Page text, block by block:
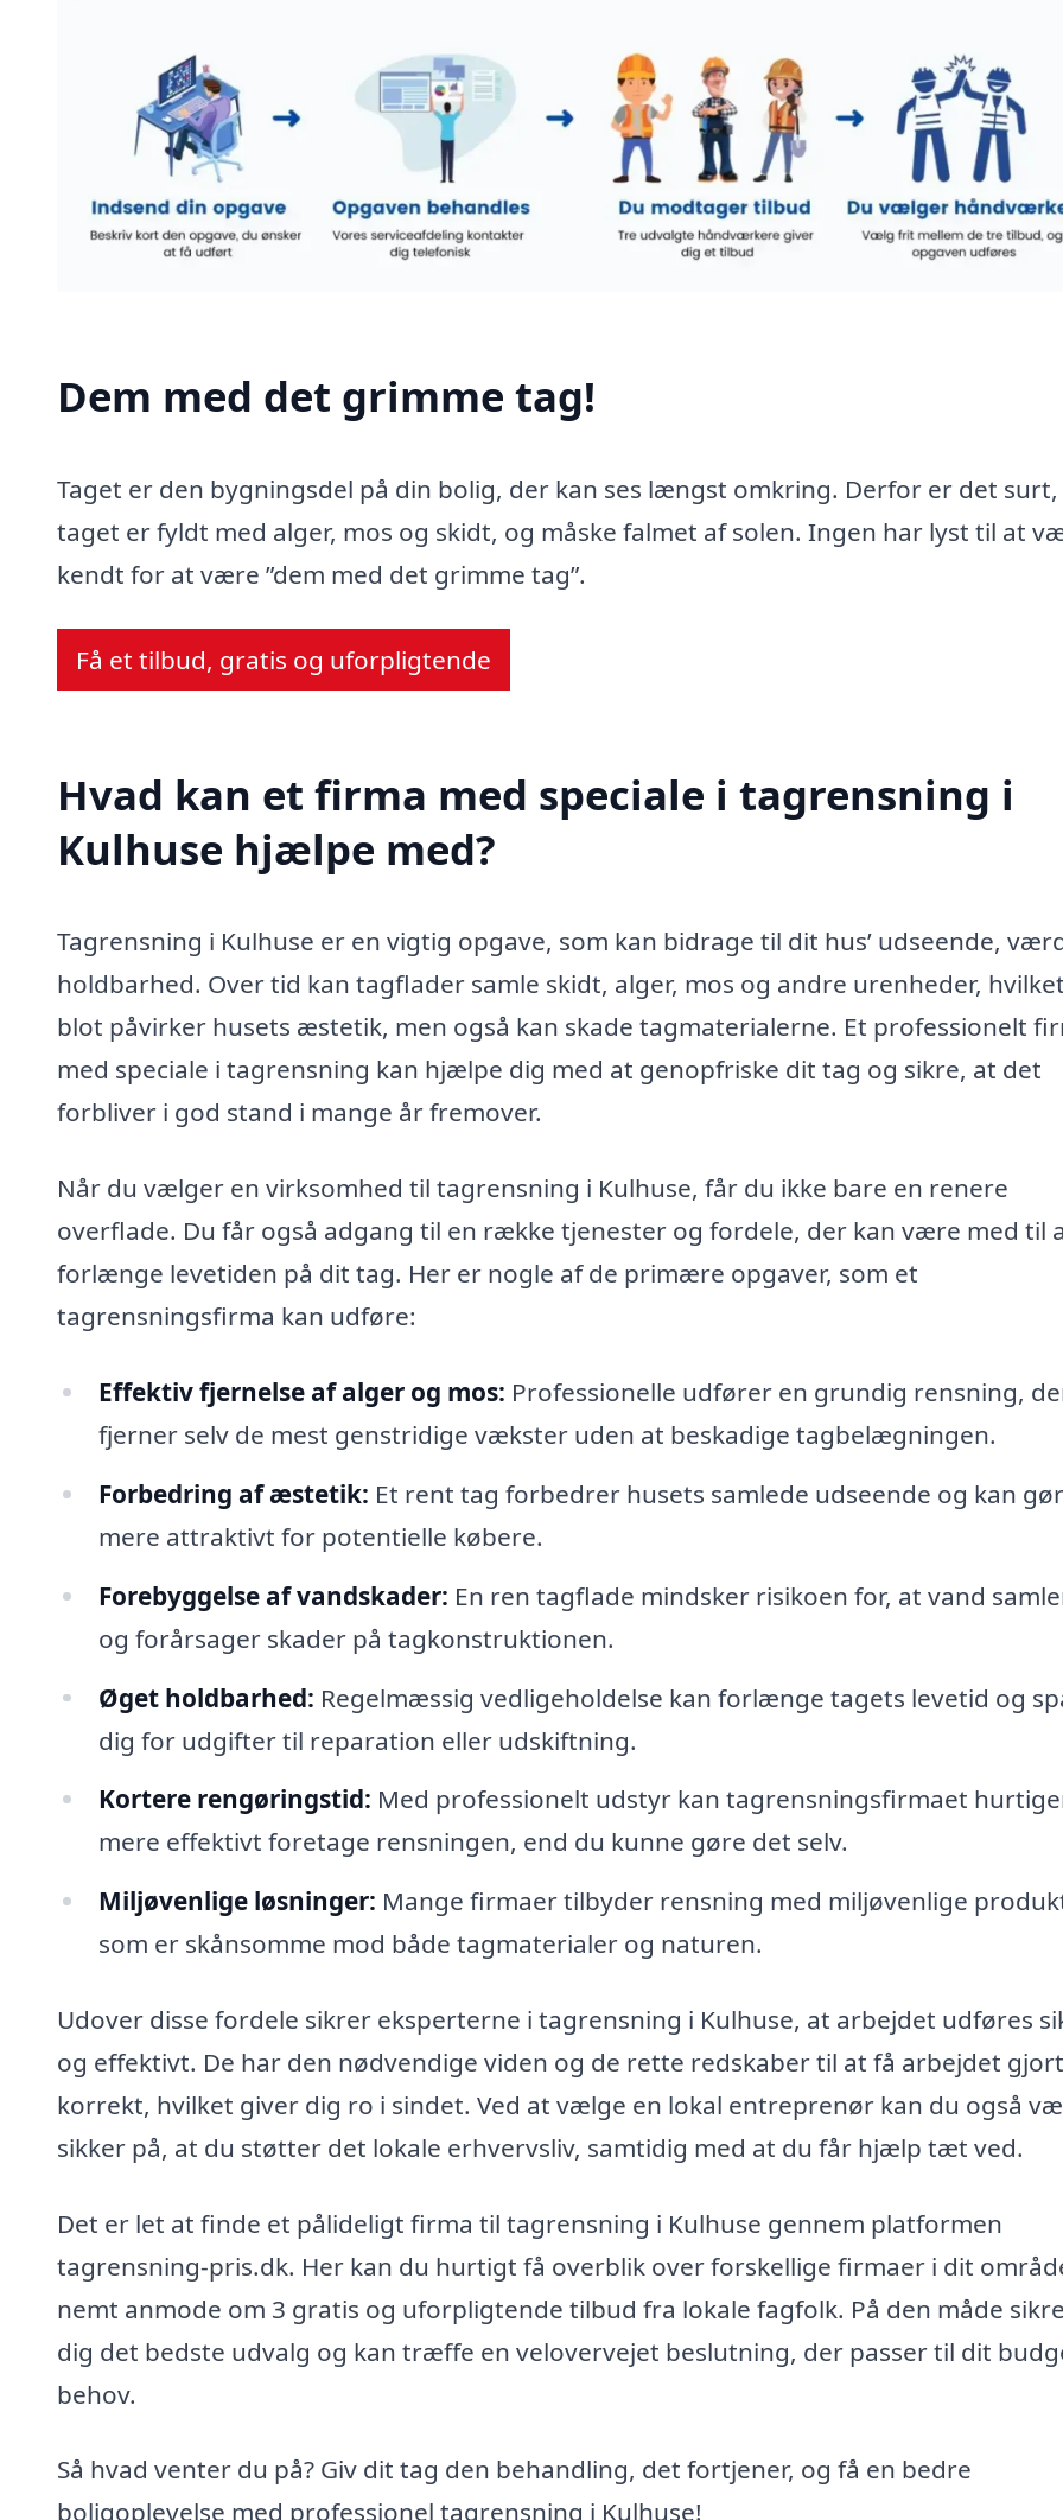
Dem med det grimme tag!
Taget er den bygningsdel på din bolig, der kan ses længst omkring. Derfor er det
taget er fyldt med alger, mos og skidt, og måske falmet af solen. Ingen har lyst til at
kendt for at være ”dem med det grimme tag”.
Få et tilbud, gratis og uforpligtende
Hvad kan et firma med speciale i tagrensning i
Kulhuse hjælpe med?
Tagrensning i Kulhuse er en vigtig opgave, som kan bidrage til dit hus’ udseende,
holdbarhed. Over tid kan tagflader samle skidt, alger, mos og andre urenheder,
blot påvirker husets æstetik, men også kan skade tagmaterialerne. Et professionelt
med speciale i tagrensning kan hjælpe dig med at genopfriske dit tag og sikre, at det
forbliver i god stand i mange år fremover.
Når du vælger en virksomhed til tagrensning i Kulhuse, får du ikke bare en renere
overflade. Du får også adgang til en række tjenester og fordele, der kan være med til
forlænge levetiden på dit tag. Her er nogle af de primære opgaver, som et
tagrensningsfirma kan udføre:
Effektiv fjernelse af alger og mos: Professionelle udfører en grundig rensning,
fjerner selv de mest genstridige vækster uden at beskadige tagbelægningen.
Forbedring af æstetik: Et rent tag forbedrer husets samlede udseende og kan
mere attraktivt for potentielle købere.
Forebyggelse af vandskader: En ren tagflade mindsker risikoen for, at vand
og forårsager skader på tagkonstruktionen.
Øget holdbarhed: Regelmæssig vedligeholdelse kan forlænge tagets levetid og
dig for udgifter til reparation eller udskiftning.
Kortere rengøringstid: Med professionelt udstyr kan tagrensningsfirmaet
mere effektivt foretage rensningen, end du kunne gøre det selv.
Miljøvenlige løsninger: Mange firmaer tilbyder rensning med miljøvenlige
som er skånsomme mod både tagmaterialer og naturen.
Udover disse fordele sikrer eksperterne i tagrensning i Kulhuse, at arbejdet udføres
og effektivt. De har den nødvendige viden og de rette redskaber til at få arbejdet gjort
korrekt, hvilket giver dig ro i sindet. Ved at vælge en lokal entreprenør kan du også
sikker på, at du støtter det lokale erhvervsliv, samtidig med at du får hjælp tæt ved.
Det er let at finde et pålideligt firma til tagrensning i Kulhuse gennem platformen
tagrensning-pris.dk. Her kan du hurtigt få overblik over forskellige firmaer i dit
nemt anmode om 3 gratis og uforpligtende tilbud fra lokale fagfolk. På den måde
dig det bedste udvalg og kan træffe en velovervejet beslutning, der passer til dit
behov.
Så hvad venter du på? Giv dit tag den behandling, det fortjener, og få en bedre
boligoplevelse med professionel tagrensning i Kulhuse!